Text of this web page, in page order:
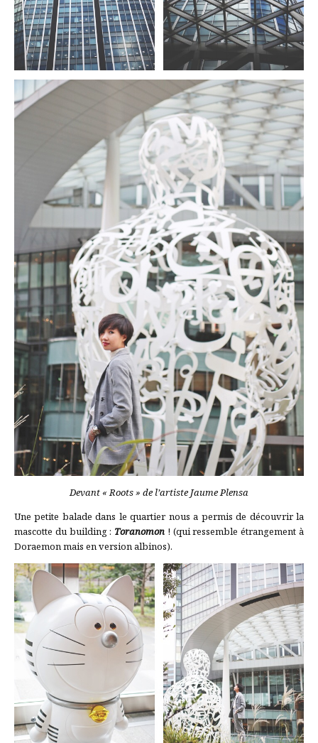
Devant « Roots » de l’artiste Jaume Plensa
Une petite balade dans le quartier nous a permis de découvrir la
mascotte du building : Toranomon ! (qui ressemble étrangement à
Doraemon mais en version albinos).